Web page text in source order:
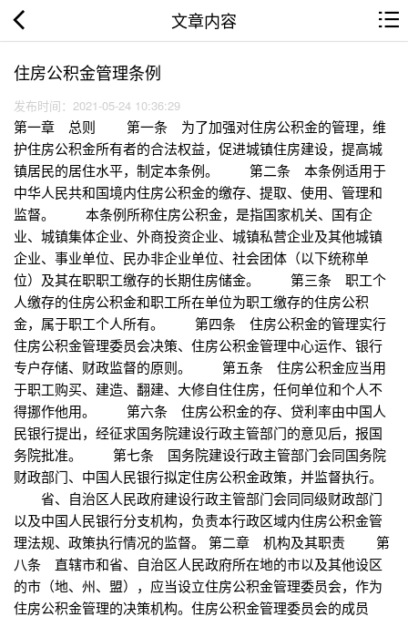
文章内容
住房公积金管理条例
发布时间：2021-05-24 10:36:29
第一章 总则 第一条 为了加强对住房公积金的管理，维
护住房公积金所有者的合法权益，促进城镇住房建设，提高城
镇居民的居住水平，制定本条例。 第二条 本条例适用于
中华人民共和国境内住房公积金的缴存、提取、使用、管理和
监督。 本条例所称住房公积金，是指国家机关、国有企
业、城镇集体企业、外商投资企业、城镇私营企业及其他城镇
企业、事业单位、民办非企业单位、社会团体（以下统称单
位）及其在职职工缴存的长期住房储金。 第三条 职工个
人缴存的住房公积金和职工所在单位为职工缴存的住房公积
金，属于职工个人所有。 第四条 住房公积金的管理实行
住房公积金管理委员会决策、住房公积金管理中心运作、银行
专户存储、财政监督的原则。 第五条 住房公积金应当用
于职工购买、建造、翻建、大修自住住房，任何单位和个人不
得挪作他用。 第六条 住房公积金的存、贷利率由中国人
民银行提出，经征求国务院建设行政主管部门的意见后，报国
务院批准。 第七条 国务院建设行政主管部门会同国务院
财政部门、中国人民银行拟定住房公积金政策，并监督执行。
省、自治区人民政府建设行政主管部门会同同级财政部门
以及中国人民银行分支机构，负责本行政区域内住房公积金管
理法规、政策执行情况的监督。 第二章 机构及其职责 第
八条 直辖市和省、自治区人民政府所在地的市以及其他设区
的市（地、州、盟），应当设立住房公积金管理委员会，作为
住房公积金管理的决策机构。住房公积金管理委员会的成员